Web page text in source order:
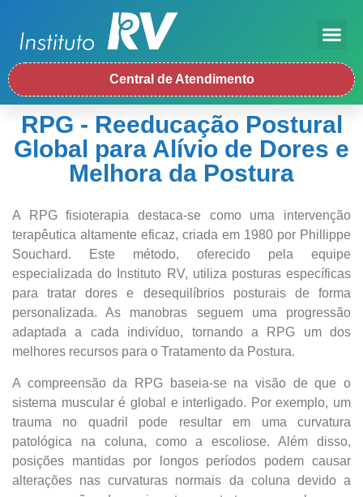
Central de Atendimento
RPG - Reeducação Postural
Global para Alívio de Dores e
Melhora da Postura
A RPG fisioterapia destaca-se como uma intervenção
terapêutica altamente eficaz, criada em 1980 por Phillippe
Souchard. Este método, oferecido pela equipe
especializada do Instituto RV, utiliza posturas específicas
para tratar dores e desequilíbrios posturais de forma
personalizada. As manobras seguem uma progressão
adaptada a cada indivíduo, tornando a RPG um dos
melhores recursos para o Tratamento da Postura.
A compreensão da RPG baseia-se na visão de que o
sistema muscular é global e interligado. Por exemplo, um
trauma no quadril pode resultar em uma curvatura
patológica na coluna, como a escoliose. Além disso,
posições mantidas por longos períodos podem causar
alterações nas curvaturas normais da coluna devido a